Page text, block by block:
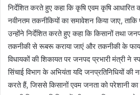
निर्देशित करते हुए कहा कि कृषि एवम कृषि आधारित
नवीनतम तकनीकियों का समावेशन किया जाए,
उन्होंने निर्देशित करते हुए कहा कि किसानों तथा
तकनीकी से रूबरू कराया जाएं और तकनीकी के
विधायकों की शिकायत पर जनपद प्रभारी मंत्री ने
सिंचाई विभाग के अभियंता यदि जनप्रतिनिधियों
करते हैं, जिससे किसानों एवम जनता को परेशानी का